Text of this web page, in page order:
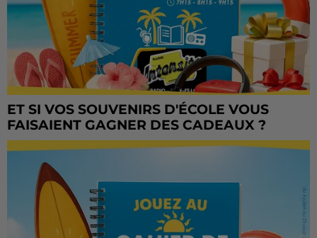
ET SI VOS SOUVENIRS D'ÉCOLE VOUS
FAISAIENT GAGNER DES CADEAUX ?